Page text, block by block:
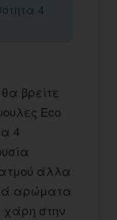
4
βρείτε
Eco
4
άλλα
αρώματα
στην